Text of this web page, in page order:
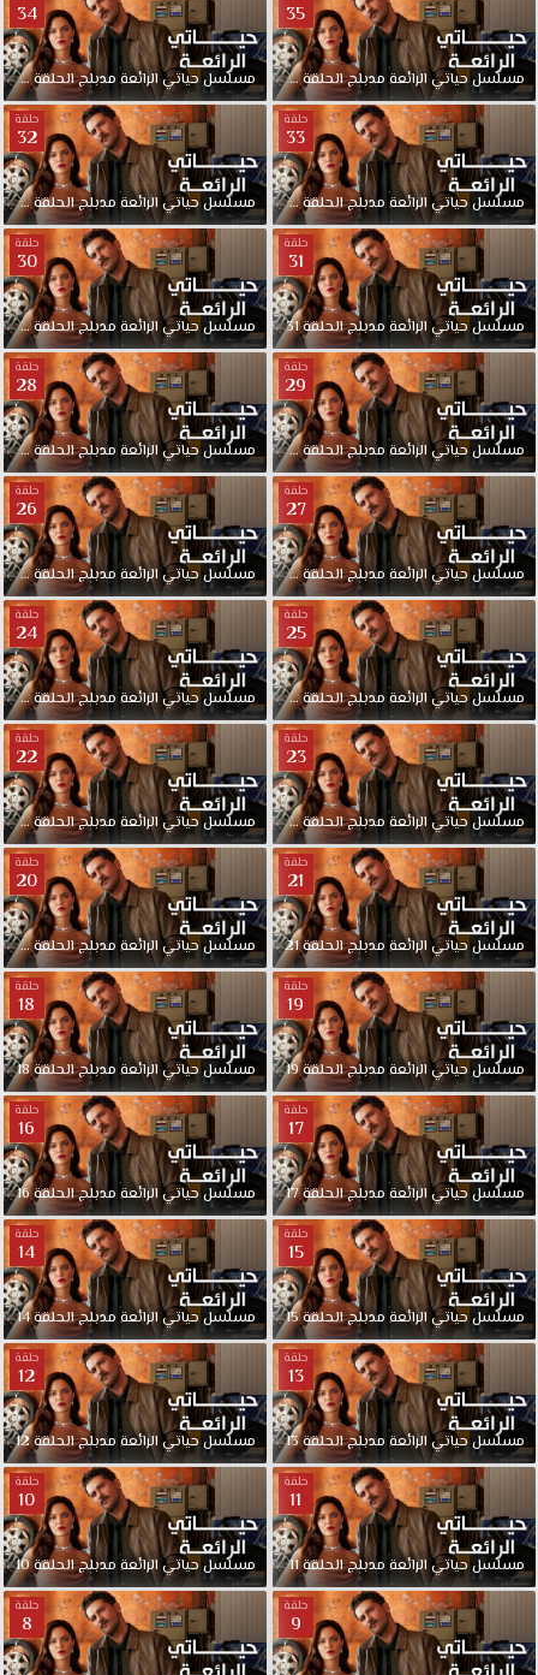
35
مسلسلحياتي الرائعة مدبلجالحلقة35
34
مسلسلحياتي الرائعة مدبلجالحلقة34
حلقة
33
مسلسلحياتي الرائعة مدبلجالحلقة33
حلقة
32
مسلسلحياتي الرائعة مدبلجالحلقة32
حلقة
31
مسلسلحياتي الرائعة مدبلجالحلقة31
حلقة
30
مسلسلحياتي الرائعة مدبلجالحلقة30
حلقة
29
مسلسلحياتي الرائعة مدبلجالحلقة29
حلقة
28
مسلسلحياتي الرائعة مدبلجالحلقة28
حلقة
27
مسلسلحياتي الرائعة مدبلجالحلقة27
حلقة
26
مسلسلحياتي الرائعة مدبلجالحلقة26
حلقة
25
مسلسلحياتي الرائعة مدبلجالحلقة25
حلقة
24
مسلسلحياتي الرائعة مدبلجالحلقة24
حلقة
23
مسلسلحياتي الرائعة مدبلجالحلقة23
حلقة
22
مسلسلحياتي الرائعة مدبلجالحلقة22
حلقة
21
مسلسلحياتي الرائعة مدبلجالحلقة21
حلقة
20
مسلسلحياتي الرائعة مدبلجالحلقة20
حلقة
19
مسلسلحياتي الرائعة مدبلجالحلقة19
حلقة
18
مسلسلحياتي الرائعة مدبلجالحلقة18
حلقة
17
مسلسلحياتي الرائعة مدبلجالحلقة17
حلقة
16
مسلسلحياتي الرائعة مدبلجالحلقة16
حلقة
15
مسلسلحياتي الرائعة مدبلجالحلقة15
حلقة
14
مسلسلحياتي الرائعة مدبلجالحلقة14
حلقة
13
مسلسلحياتي الرائعة مدبلجالحلقة13
حلقة
12
مسلسلحياتي الرائعة مدبلجالحلقة12
حلقة
11
مسلسلحياتي الرائعة مدبلجالحلقة11
حلقة
10
مسلسلحياتي الرائعة مدبلجالحلقة10
حلقة
9
حلقة
8